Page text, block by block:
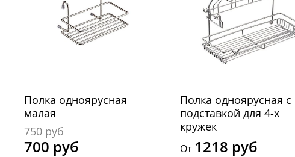
Полка одноярусная
малая
750 руб
700 руб
Полка одноярусная с
подставкой для 4-х
кружек
От 1218 руб